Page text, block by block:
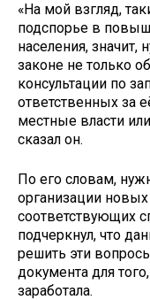
«На мой взгляд,
подспорье в
населения, значит,
законе не только
консультации по
ответственных за
местные власти
сказал он.
По его словам,
организации
соответствующих
подчеркнул, что
решить эти
документа для
заработала.